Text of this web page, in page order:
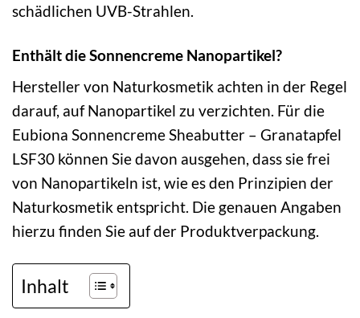
schädlichen UVB-Strahlen.
Enthält die Sonnencreme Nanopartikel?
Hersteller von Naturkosmetik achten in der Regel
darauf, auf Nanopartikel zu verzichten. Für die
Eubiona Sonnencreme Sheabutter – Granatapfel
LSF30 können Sie davon ausgehen, dass sie frei
von Nanopartikeln ist, wie es den Prinzipien der
Naturkosmetik entspricht. Die genauen Angaben
hierzu finden Sie auf der Produktverpackung.
Inhalt